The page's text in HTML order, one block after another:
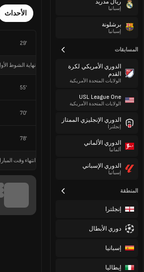
ريال مدريد
إسبانيا
برشلونة
إسبانيا
المسابقات
الدوري الأمريكي لكرة
القدم
الولايات المتحدة الأمريكية
USL League One
الولايات المتحدة الأمريكية
الدوري الإنجليزي الممتاز
إنجلترا
الدوري الألماني
ألمانيا
الدوري الإسباني
إسبانيا
المنطقة
إنجلترا
دوري الأبطال
إسبانيا
إيطاليا
الأحداث
29'
نهاية الشوط
55'
70'
78'
انتهاء وقت